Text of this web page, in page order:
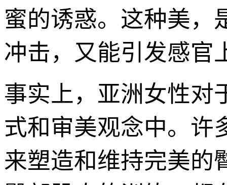
蜜的诱惑。这种美，
冲击，又能引发感官
事实上，亚洲女性对
式和审美观念中。许
来塑造和维持完美的